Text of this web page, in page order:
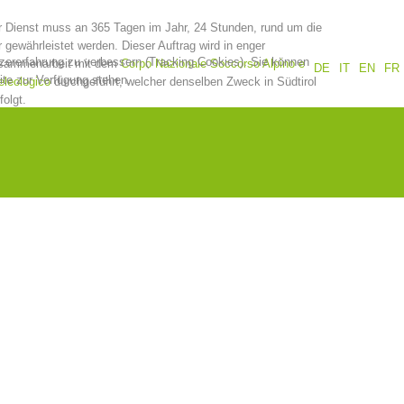
Jahresberichte
Ausbildung
Dienst muss an 365 Tagen im Jahr, 24 Stunden, rund um die
gewährleistet werden. Dieser Auftrag wird in enger
mit demCorpo Nazionale Soccorso Alpino e
durchgeführt, welcher denselben Zweck in Südtirol
DE
IT EN FR
zu verbessern (Tracking Cookies). Sie können
zur Verfügung stehen.